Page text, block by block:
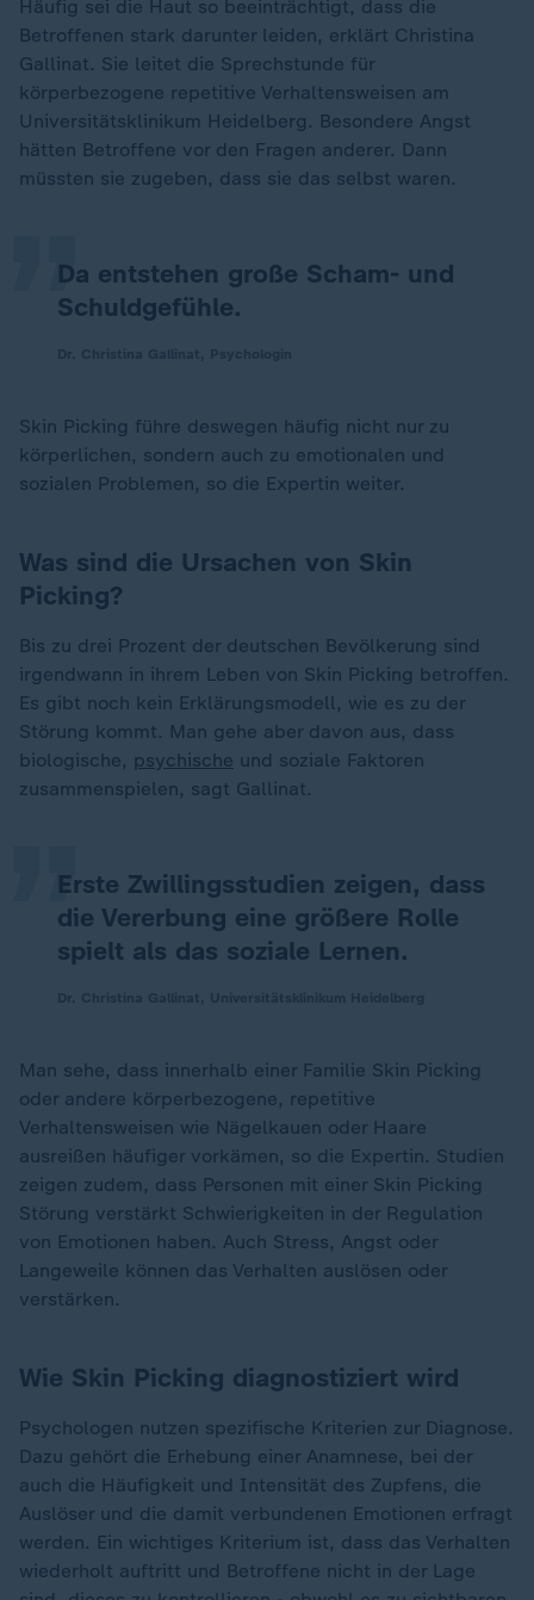
Häufig sei die Haut so beeinträchtigt, dass die
Betroffenen stark darunter leiden, erklärt Christina
Gallinat. Sie leitet die Sprechstunde für
körperbezogene repetitive Verhaltensweisen am
Universitätsklinikum Heidelberg. Besondere Angst
hätten Betroffene vor den Fragen anderer. Dann
müssten sie zugeben, dass sie das selbst waren.
Da entstehen große Scham- und
Schuldgefühle.
„
Skin Picking führe deswegen häufig nicht nur zu
körperlichen, sondern auch zu emotionalen und
sozialen Problemen, so die Expertin weiter.
Was sind die Ursachen von Skin
Picking?
Bis zu drei Prozent der deutschen Bevölkerung sind
irgendwann in ihrem Leben von Skin Picking betroffen.
Es gibt noch kein Erklärungsmodell, wie es zu der
Störung kommt. Man gehe aber davon aus, dass
biologische, psychische und soziale Faktoren
zusammenspielen, sagt Gallinat.
Erste Zwillingsstudien zeigen, dass
die Vererbung eine größere Rolle
spielt als das soziale Lernen.
„
Man sehe, dass innerhalb einer Familie Skin Picking
oder andere körperbezogene, repetitive
Verhaltensweisen wie Nägelkauen oder Haare
ausreißen häufiger vorkämen, so die Expertin. Studien
zeigen zudem, dass Personen mit einer Skin Picking
Störung verstärkt Schwierigkeiten in der Regulation
von Emotionen haben. Auch Stress, Angst oder
Langeweile können das Verhalten auslösen oder
verstärken.
Wie Skin Picking diagnostiziert wird
Psychologen nutzen spezifische Kriterien zur Diagnose.
Dazu gehört die Erhebung einer Anamnese, bei der
auch die Häufigkeit und Intensität des Zupfens, die
Auslöser und die damit verbundenen Emotionen erfragt
werden. Ein wichtiges Kriterium ist, dass das Verhalten
wiederholt auftritt und Betroffene nicht in der Lage